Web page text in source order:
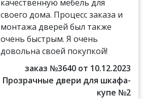
качественную мебель для
своего дома. Процесс заказа и
монтажа дверей был также
очень быстрым. Я очень
довольна своей покупкой!
заказ №3640 от 10.12.2023
Прозрачные двери для шкафа-
купе №2